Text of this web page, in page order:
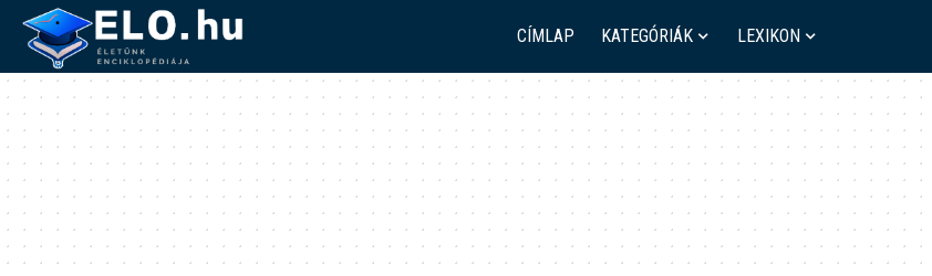
CÍMLAP KATEGÓRIÁK LEXIKON